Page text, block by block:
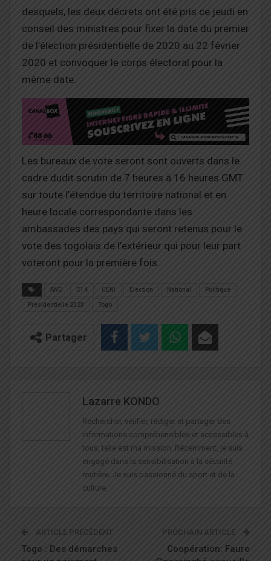
desquels, les deux décrets ont été pris ce jeudi en
conseil des ministres pour fixer la date du premier
de l’élection présidentielle de 2020 au 22 février
2020 et convoquer le corps électoral pour la
même date.
Les bureaux de vote seront sont ouverts dans le
cadre dudit scrutin de 7 heures à 16 heures GMT
sur toute l’étendue du territoire national et en
heure locale correspondante dans les
ambassades des pays qui seront retenus pour le
vote des togolais de l’extérieur qui pour leur part
voteront pour la première fois.
ANC C14 CENI Election National Politique
Présidentielle 2020 Togo
Partager
Lazarre KONDO
Rechercher, vérifier, rédiger et partager des
informations compréhensibles et accessibles à
tous, telle est ma mission. Récemment, je suis
engagé dans la sensibilisation à la sécurité
routière. Je suis passionné du sport et de la
culture.
ARTICLE PRÉCÉDENT
Togo : Des démarches
PROCHAIN ARTICLE
Coopération: Faure